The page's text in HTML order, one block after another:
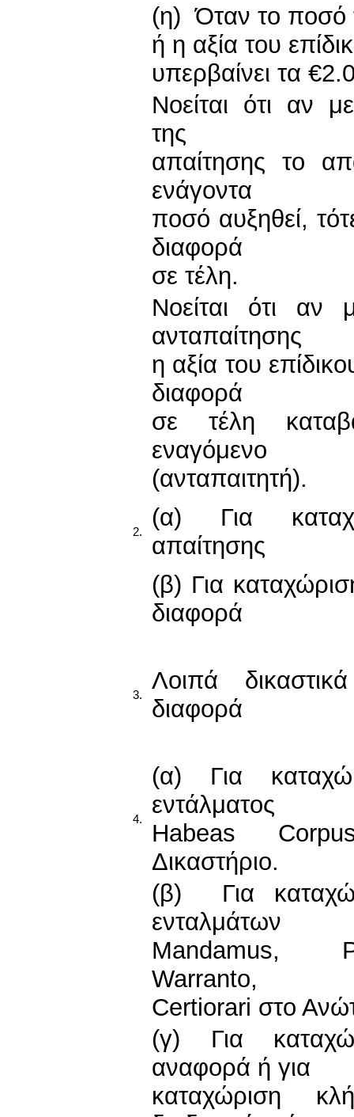
(η) Όταν το ποσό
ή η αξία του
υπερβαίνει τα
Νοείται ότι αν
της
απαίτησης το
ενάγοντα
ποσό αυξηθεί,
διαφορά
σε τέλη.
Νοείται ότι αν
ανταπαίτησης
η αξία του
διαφορά
σε τέλη
εναγόμενο
(ανταπαιτητή).
2.
(α) Για
απαίτησης
(β) Για
διαφορά
3.
Λοιπά
διαφορά
4.
(α) Για
εντάλματος
Habeas
Δικαστήριο.
(β) Για
ενταλμάτων
Mandamus,
Warranto,
Certiorari στο
(γ) Για
αναφορά ή για
καταχώριση